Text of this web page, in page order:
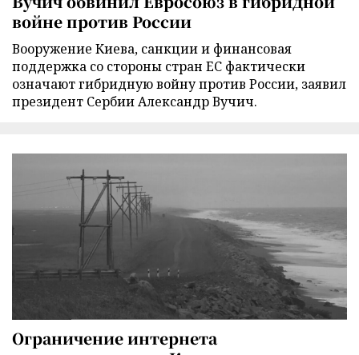
войне против России
Вооружение Киева, санкции и финансовая
поддержка со стороны стран ЕС фактически
означают гибридную войну против России, заявил
президент Сербии Александр Вучич.
Ограничение интернета